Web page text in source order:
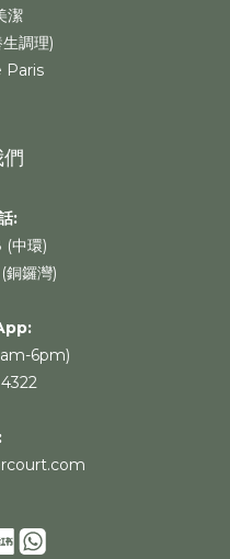
潔
調理)
Paris
:
中環)
鑼灣)
:
6pm)